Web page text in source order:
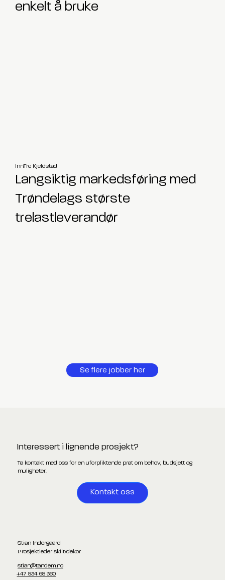
enkelt å bruke
InnTre Kjeldstad
Langsiktig markedsføring med
Trøndelags største
trelastleverandør
Se flere jobber her
Interessert i lignende prosjekt?
Ta kontakt med oss for en uforpliktende prat om behov, budsjett og
muligheter.
Kontakt oss
Stian Indergaard
Prosjektleder skilt/dekor
stian@tandem.no
+47 934 68 360